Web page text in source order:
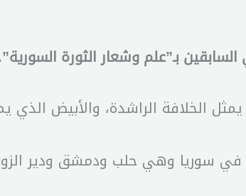
بـ”علم وشعار الثورة
وهي الأخضر الذي يمثل الخلافة الراشدة،